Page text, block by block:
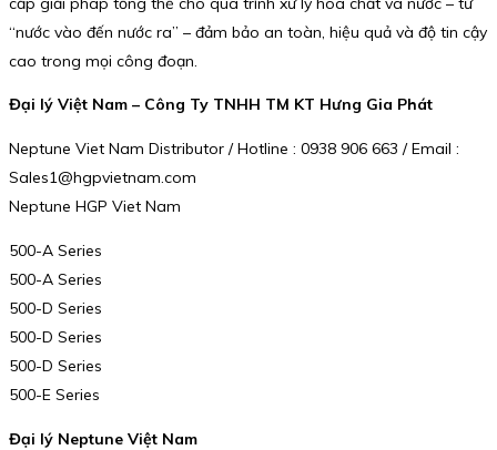
“nước vào đến nước ra” – đảm bảo an toàn, hiệu quả và độ tin cậy
cao trong mọi công đoạn.
Đại lý Việt Nam – Công Ty TNHH TM KT Hưng Gia Phát
Neptune Viet Nam Distributor / Hotline : 0938 906 663 / Email :
Sales1@hgpvietnam.com
Neptune HGP Viet Nam
500-A Series
500-A Series
500-D Series
500-D Series
500-D Series
500-E Series
Đại lý Neptune Việt Nam